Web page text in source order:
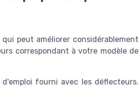
peut améliorer considérablement
correspondant à votre modèle de
fourni avec les déflecteurs.